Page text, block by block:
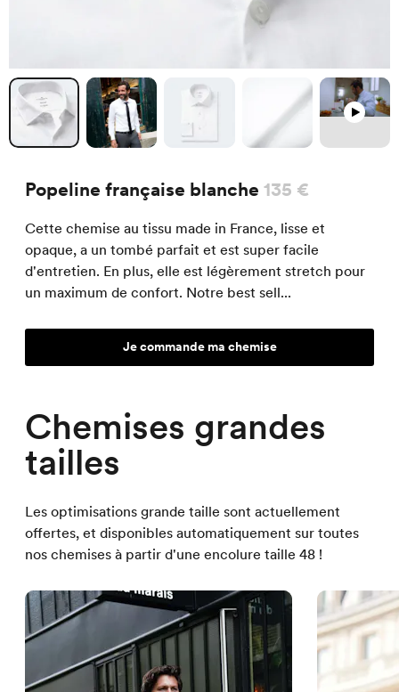
Popeline française blanche 135 €
Cette chemise au tissu made in France, lisse et
opaque, a un tombé parfait et est super facile
d'entretien. En plus, elle est légèrement stretch pour
un maximum de confort. Notre best sell...
Je commande ma chemise
Chemises grandes
tailles
Les optimisations grande taille sont actuellement
offertes, et disponibles automatiquement sur toutes
nos chemises à partir d'une encolure taille 48 !